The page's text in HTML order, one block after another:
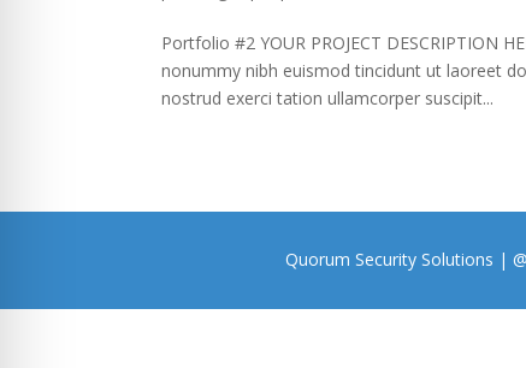
Portfolio #2 YOUR PROJECT DESCRIPTION
nonummy nibh euismod tincidunt ut laoreet
nostrud exerci tation ullamcorper suscipit...
Quorum Security Solutions |